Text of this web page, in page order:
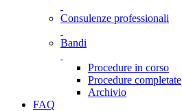
Consulenze professionali
Bandi
Procedure in corso
Procedure completate
Archivio
FAQ